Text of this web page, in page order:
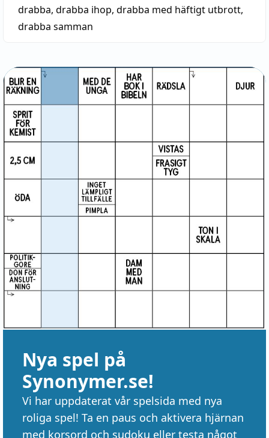
drabba, drabba ihop, drabba med häftigt utbrott,
drabba samman
Nya spel på
Synonymer.se!
Vi har uppdaterat vår spelsida med nya
roliga spel! Ta en paus och aktivera hjärnan
med korsord och sudoku eller testa något